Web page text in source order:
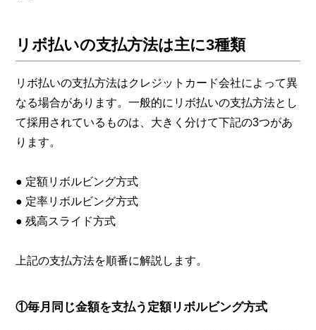
リボ払いの支払方法は主に3種類
リボ払いの支払方法はクレジットカード会社によって異
なる場合があります。一般的にリボ払いの支払方法とし
て採用されているものは、大きく分けて下記の3つがあ
ります。
● 定額リボルビング方式
● 定率リボルビング方式
● 残高スライド方式
上記の支払方法を順番に解説します。
①毎月同じ金額を支払う定額リボルビング方式